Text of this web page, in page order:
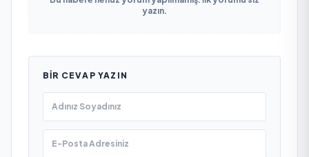
yazın.
BIR CEVAP YAZIN